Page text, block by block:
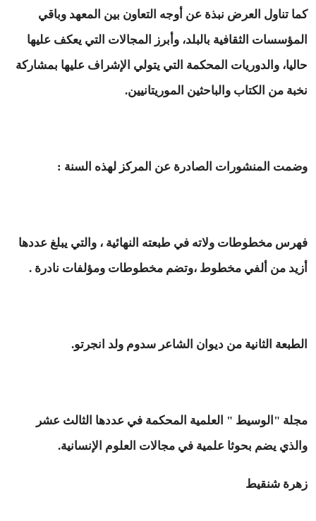
كما تناول العرض نبذة عن أوجه التعاون بين المعهد وباقي
المؤسسات الثقافية بالبلد، وأبرز المجالات التي يعكف عليها
حاليا، والدوريات المحكمة التي يتولي الإشراف عليها بمشاركة
نخبة من الكتاب والباحثين الموريتانيين.
وضمت المنشورات الصادرة عن المركز لهذه السنة :
فهرس مخطوطات ولاته في طبعته النهائية ، والتي يبلغ عددها
أزيد من ألفي مخطوط ،وتضم مخطوطات ومؤلفات نادرة .
الطبعة الثانية من ديوان الشاعر سدوم ولد انجرتو.
مجلة "الوسيط " العلمية المحكمة في عددها الثالث عشر
والذي يضم بحوثا علمية في مجالات العلوم الإنسانية.
زهرة شنقيط